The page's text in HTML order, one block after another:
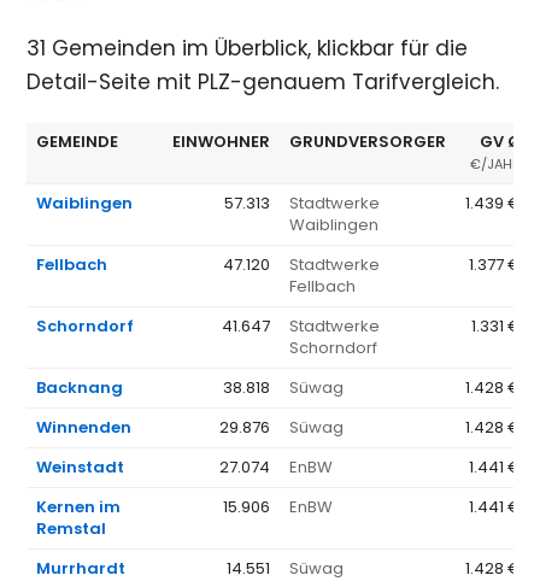
31 Gemeinden im Überblick, klickbar für die
Detail-Seite mit PLZ-genauem Tarifvergleich.
GEMEINDE EINWOHNER GRUNDVERSORGER GV Ø
€/JAHR
Waiblingen 57.313
Stadtwerke
Waiblingen
1.439 €
Fellbach 47.120
Stadtwerke
Fellbach
1.377 €
Schorndorf 41.647
Stadtwerke
Schorndorf
1.331 €
Backnang 38.818 Süwag
1.428 €
Winnenden
29.876 Süwag
1.428 €
Weinstadt
27.074 EnBW
1.441 €
Kernen im
Remstal
15.906 EnBW 1.441 €
Murrhardt 14.551 Süwag
1.428 €